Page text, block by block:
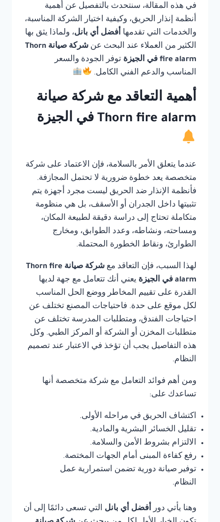
في هذه المقالة، سنتحدث بالتفصيل عن أهمية
أنظمة إنذار الحريق، وكيفية اختيار الشركة المناسبة،
والخدمات التي تقدمها أفضل أي بانل، ولماذا يثق بها
الكثير من العملاء عند البحث عن
شركة صيانة Thorn
fire alarm في الجيزة
توفر الجودة والسعر
المناسب والدعم الفني الكامل.
أهمية التعاقد مع شركة صيانة
Thorn fire alarm في الجيزة
عندما يتعلق الأمر بالسلامة، فإن الاعتماد على شركة
متخصصة يعد خطوة ضرورية لا تحتمل المجازفة.
فأنظمة الإنذار ضد الحريق ليست مجرد أجهزة يتم
تثبيتها داخل الجدران أو الأسقف، بل هي منظومة
متكاملة تحتاج إلى دراسة دقيقة لطبيعة المكان،
ومساحته، ونشاطه، وعدد الطوابق، ومخارج
الطوارئ، ونقاط الخطورة المحتملة.
لهذا السبب، فإن التعاقد مع
شركة صيانة Thorn fire
alarm في الجيزة
يعني أنك تتعامل مع جهة لديها
القدرة على تقييم المخاطر ووضع الحل المناسب
لكل موقع على حدة. فاحتياجات المصنع تختلف عن
احتياجات الفندق، ومتطلبات المدرسة تختلف عن
متطلبات المخزن أو الشركة أو المركز الطبي. وكل
هذه التفاصيل يجب أن تؤخذ في الاعتبار عند تصميم
النظام.
ومن أهم فوائد التعامل مع شركة متخصصة أنها
تساعدك على:
اكتشاف الحريق في مراحله الأولى.
تقليل الخسائر البشرية والمادية.
الالتزام بشروط الأمن والسلامة.
رفع كفاءة المبنى أمام الجهات المختصة.
توفير صيانة دورية تضمن استمرارية عمل
النظام.
وهنا يأتي دور أفضل أي بانل التي تسعى دائمًا إلى أن